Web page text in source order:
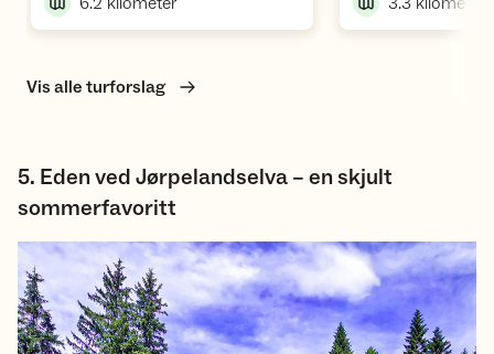
Vis alle turforslag
5. Eden ved Jørpelandselva – en skjult
sommerfavoritt